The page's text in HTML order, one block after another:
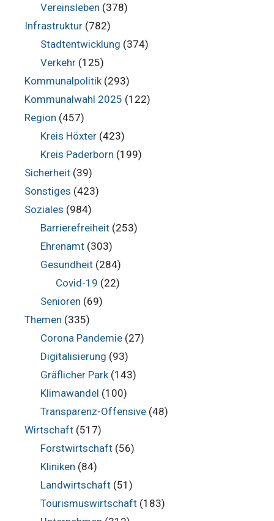
Vereinsleben (378)
Infrastruktur (782)
Stadtentwicklung (374)
Verkehr(125)
Kommunalpolitik (293)
Kommunalwahl 2025 (122)
Region (457)
Kreis Höxter(423)
Kreis Paderborn (199)
Sicherheit (39)
Sonstiges (423)
Soziales (984)
Barrierefreiheit(253)
Ehrenamt(303)
Gesundheit(284)
Covid-19 (22)
Senioren (69)
Themen (335)
Corona Pandemie(27)
Digitalisierung (93)
Gräflicher Park(143)
Klimawandel (100)
Transparenz-Offensive(48)
Wirtschaft (517)
Forstwirtschaft(56)
Kliniken (84)
Landwirtschaft(51)
Tourismuswirtschaft(183)